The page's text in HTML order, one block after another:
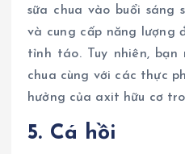
sữa chua vào buổi sáng
và cung cấp năng lượng
tỉnh táo. Tuy nhiên, bạn
chua cùng với các thực
hưởng của axit hữu cơ
5. Cá hồi